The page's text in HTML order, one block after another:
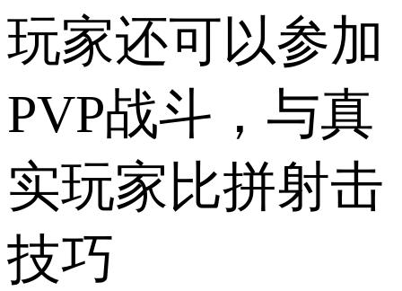
玩家还可以参加
PVP战斗，与真
实玩家比拼射击
技巧